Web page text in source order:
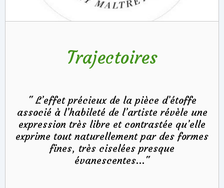
Trajectoires
" L’effet précieux de la pièce d’étoffe
associé à l’habileté de l’artiste révèle une
expression très libre et contrastée qu’elle
exprime tout naturellement par des formes
fines, très ciselées presque
évanescentes..."